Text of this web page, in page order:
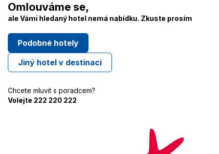
Omlouváme se,
ale Vámi hledaný hotel nemá nabídku. Zkuste prosím
Podobné hotely
Jiný hotel v destinaci
Chcete mluvit s poradcem?
Volejte 222 220 222